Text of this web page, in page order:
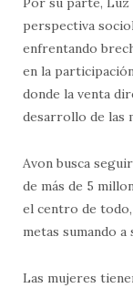
perspectiva
enfrentando
en la
donde la venta
desarrollo de las
Avon busca
de más de 5
el centro de
metas sumando
Las mujeres